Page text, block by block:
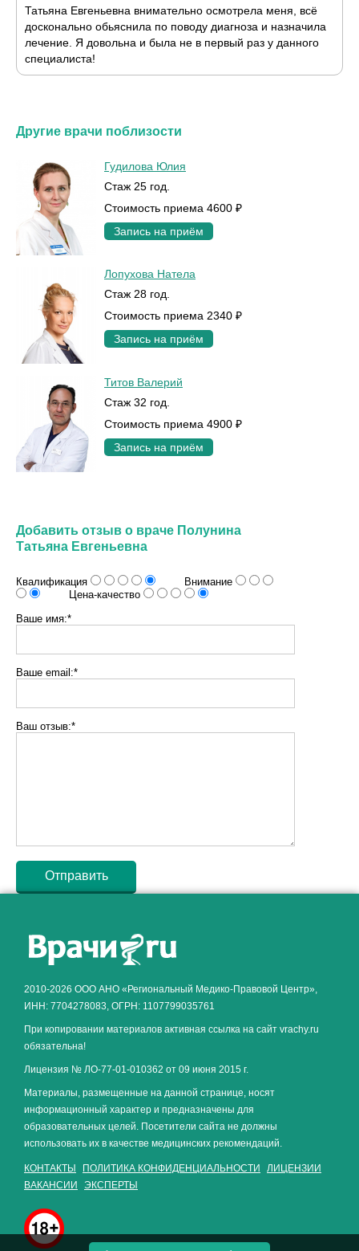
Татьяна Евгеньевна внимательно осмотрела меня, всё
досконально обьяснила по поводу диагноза и назначила
лечение. Я довольна и была не в первый раз у данного
специалиста!
Другие врачи поблизости
Гудилова Юлия
Стаж 25 год.
Стоимость приема 4600 ₽
Запись на приём
Лопухова Натела
Стаж 28 год.
Стоимость приема 2340 ₽
Запись на приём
Титов Валерий
Стаж 32 год.
Стоимость приема 4900 ₽
Запись на приём
Добавить отзыв о враче Полунина
Татьяна Евгеньевна
Квалификация
Внимание
Цена-качество
Ваше имя:*
Ваше email:*
Ваш отзыв:*
2010-2026 ООО АНО «Региональный Медико-Правовой Центр»,
ИНН: 7704278083, ОГРН: 1107799035761
При копировании материалов активная ссылка на сайт vrachy.ru
обязательна!
Лицензия № ЛО-77-01-010362 от 09 июня 2015 г.
Материалы, размещенные на данной странице, носят
информационный характер и предназначены для
образовательных целей. Посетители сайта не должны
использовать их в качестве медицинских рекомендаций.
КОНТАКТЫ ПОЛИТИКА КОНФИДЕНЦИАЛЬНОСТИ
ЛИЦЕНЗИИ
ВАКАНСИИ
ЭКСПЕРТЫ